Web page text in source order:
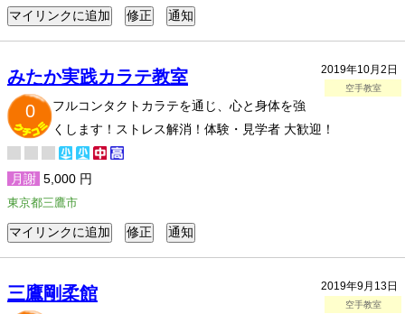
2019年10月2日
空手教室
みたか実践カラテ教室
0
フルコンタクトカラテを通じ、心と身体を強
くします！ストレス解消！体験・見学者 大歓迎！
月謝 5,000 円
東京都三鷹市
2019年9月13日
空手教室
三鷹剛柔館